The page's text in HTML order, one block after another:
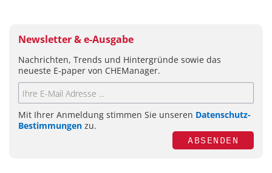
Newsletter & e-Ausgabe
Nachrichten, Trends und Hintergründe sowie das
neueste E-paper von CHEManager.
Mit Ihrer Anmeldung stimmen Sie unseren Datenschutz-
Bestimmungen zu.
ABSENDEN